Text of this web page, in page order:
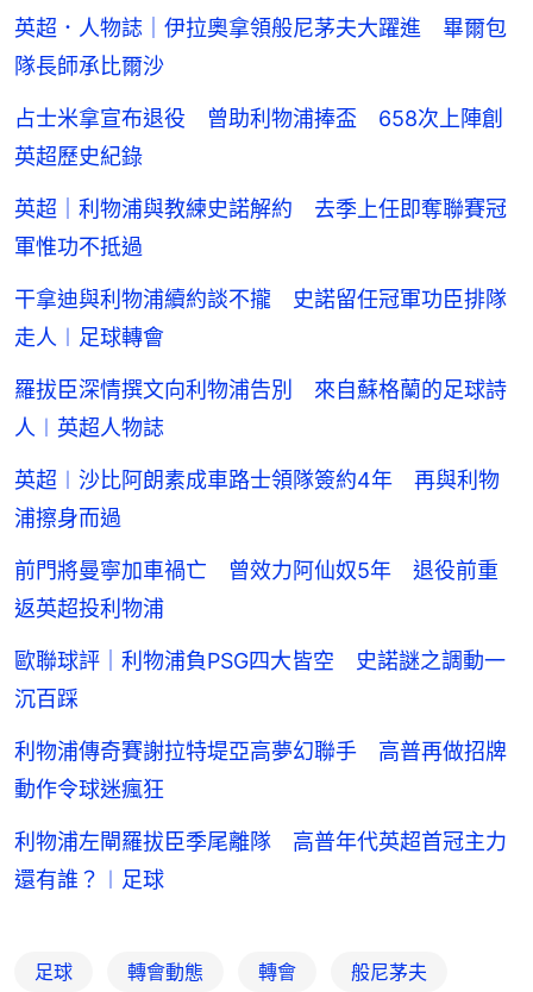
英超．人物誌｜伊拉奧拿領般尼茅夫大躍進 畢爾包
隊長師承比爾沙
占士米拿宣布退役 曾助利物浦捧盃 658次上陣創
英超歷史紀錄
英超｜利物浦與教練史諾解約 去季上任即奪聯賽冠
軍惟功不抵過
干拿迪與利物浦續約談不攏 史諾留任冠軍功臣排隊
走人︱足球轉會
羅拔臣深情撰文向利物浦告別 來自蘇格蘭的足球詩
人︱英超人物誌
英超︱沙比阿朗素成車路士領隊簽約4年 再與利物
浦擦身而過
前門將曼寧加車禍亡 曾效力阿仙奴5年 退役前重
返英超投利物浦
歐聯球評｜利物浦負PSG四大皆空 史諾謎之調動一
沉百踩
利物浦傳奇賽謝拉特堤亞高夢幻聯手 高普再做招牌
動作令球迷瘋狂
利物浦左閘羅拔臣季尾離隊 高普年代英超首冠主力
還有誰？︱足球
足球 轉會動態 轉會 般尼茅夫